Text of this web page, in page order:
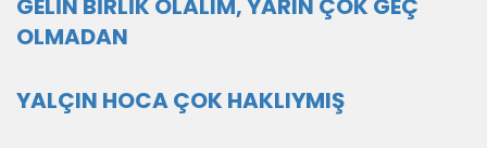
GELİN BİRLİK OLALIM, YARIN ÇOK GEÇ
OLMADAN
YALÇIN HOCA ÇOK HAKLIYMIŞ